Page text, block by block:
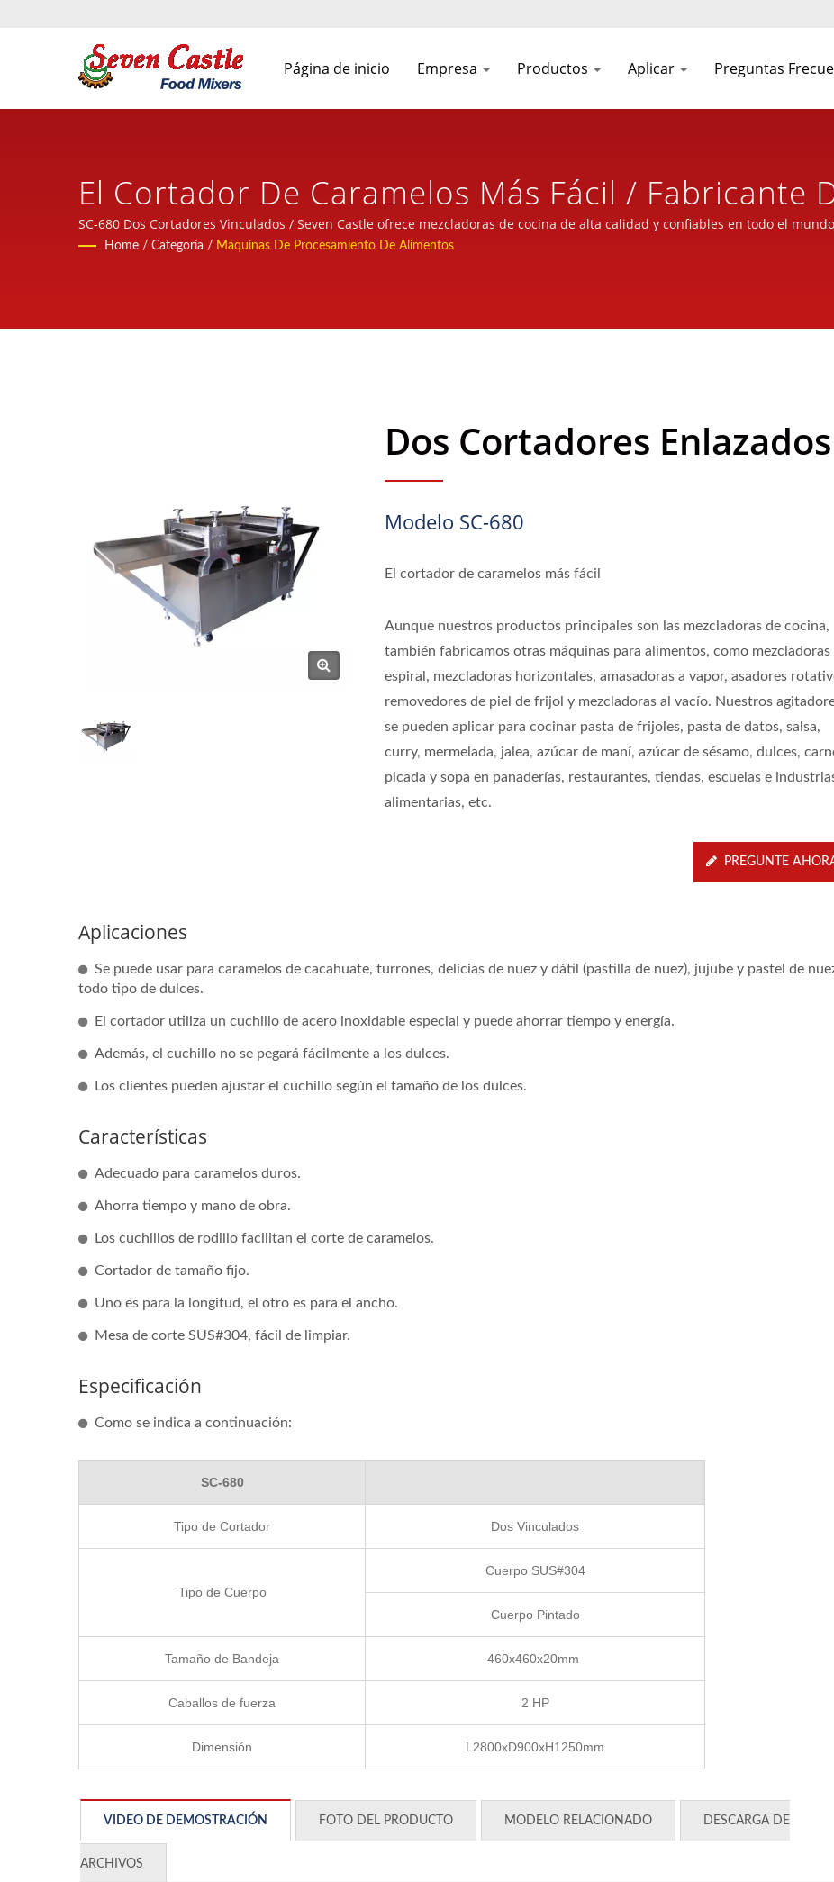
Página de inicio Empresa Productos Aplicar Preguntas
El Cortador De Caramelos Más Fácil / Fabricante
Cocina Y Máquinas De Procesamiento De
SC-680 Dos Cortadores Vinculados / Seven Castle ofrece mezcladoras de cocina de alta calidad y confiables en todo el
experimentado.
Home / Categoría / Máquinas De Procesamiento De Alimentos
Dos Cortadores Enlazados
Modelo SC-680
El cortador de caramelos más fácil
Aunque nuestros productos principales son las mezcladoras de cocina,
también fabricamos otras máquinas para alimentos, como mezcladoras
espiral, mezcladoras horizontales, amasadoras a vapor, asadores
removedores de piel de frijol y mezcladoras al vacío. Nuestros
se pueden aplicar para cocinar pasta de frijoles, pasta de datos, salsa,
curry, mermelada, jalea, azúcar de maní, azúcar de sésamo, dulces,
picada y sopa en panaderías, restaurantes, tiendas, escuelas e
alimentarias, etc.
PREGUNTE
Aplicaciones
Se puede usar para caramelos de cacahuate, turrones, delicias de nuez y dátil (pastilla de nuez), jujube y pastel de
todo tipo de dulces.
El cortador utiliza un cuchillo de acero inoxidable especial y puede ahorrar tiempo y energía.
Además, el cuchillo no se pegará fácilmente a los dulces.
Los clientes pueden ajustar el cuchillo según el tamaño de los dulces.
Características
Adecuado para caramelos duros.
Ahorra tiempo y mano de obra.
Los cuchillos de rodillo facilitan el corte de caramelos.
Cortador de tamaño fijo.
Uno es para la longitud, el otro es para el ancho.
Mesa de corte SUS#304, fácil de limpiar.
Especificación
Como se indica a continuación:
SC-680
Tipo de Cortador Dos Vinculados
Tipo de Cuerpo
Cuerpo SUS#304
Cuerpo Pintado
Tamaño de Bandeja 460x460x20mm
Caballos de fuerza 2 HP
Dimensión L2800xD900xH1250mm
VIDEO DE DEMOSTRACIÓN FOTO DEL PRODUCTO MODELO RELACIONADO DESCARGA DE
ARCHIVOS
Mezclador De Cocina A Gas